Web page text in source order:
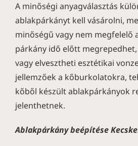
A minőségi anyagválasztás
ablakpárkányt kell vásárolni,
minőségű vagy nem megfelelő
párkány idő előtt
vagy elvesztheti esztétikai
jellemzőek a kőburkolatokra,
kőből készült ablakpárkányok
jelenthetnek.
Ablakpárkány beépítése